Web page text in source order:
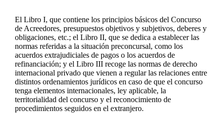
El Libro I, que contiene los principios básicos del Concurso
de Acreedores, presupuestos objetivos y subjetivos, deberes y
obligaciones, etc.; el Libro II, que se dedica a establecer las
normas referidas a la situación preconcursal, como los
acuerdos extrajudiciales de pagos o los acuerdos de
refinanciación; y el Libro III recoge las normas de derecho
internacional privado que vienen a regular las relaciones entre
distintos ordenamientos jurídicos en caso de que el concurso
tenga elementos internacionales, ley aplicable, la
territorialidad del concurso y el reconocimiento de
procedimientos seguidos en el extranjero.